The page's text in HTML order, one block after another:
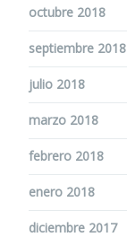
octubre 2018
septiembre 2018
julio 2018
marzo 2018
febrero 2018
enero 2018
diciembre 2017